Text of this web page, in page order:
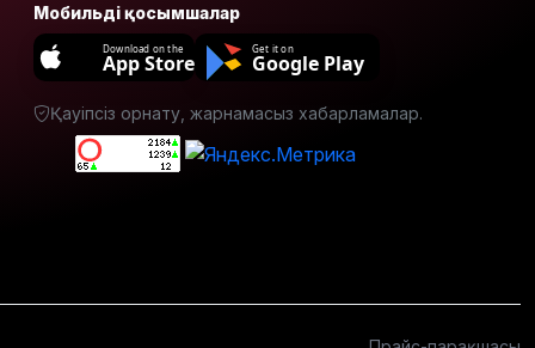
базары жаңа
иесін
тапты
Қарағандада
Z белгісі
бар жейде
Мобильді қосымшалар
Download on the
App Store
Get it on
Google Play
Қауіпсіз орнату, жарнамасыз хабарламалар.